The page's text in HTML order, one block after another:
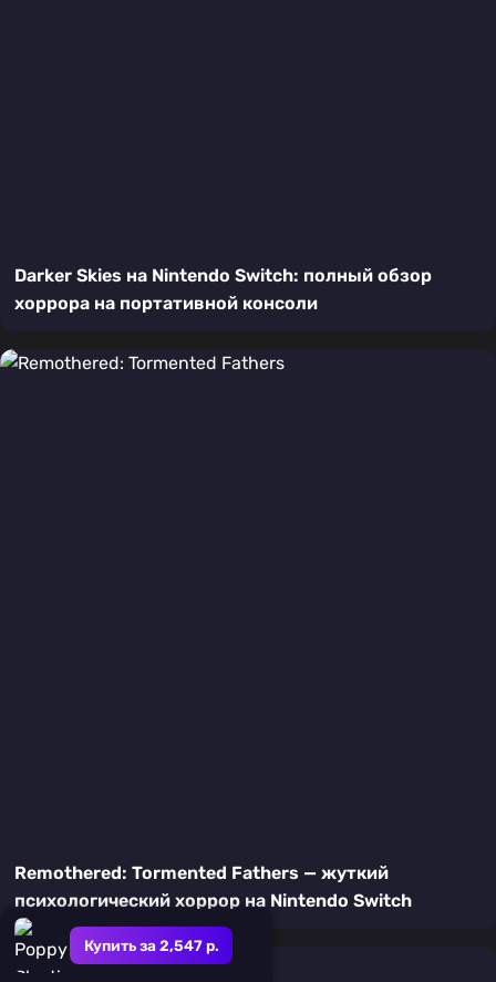
Купить за 2,547 р.
Darker Skies на Nintendo Switch: полный обзор
хоррора на портативной консоли
Remothered: Tormented Fathers — жуткий
психологический хоррор на Nintendo Switch